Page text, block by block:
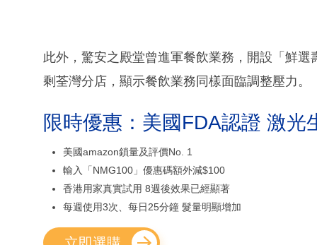
此外，驚安之殿堂曾進軍餐飲業務，開設「鮮
剩荃灣分店，顯示餐飲業務同樣面臨調整壓力。
限時優惠：美國FDA認證 激光
美國amazon鎖量及評價No. 1
輸入「NMG100」優惠碼額外減$100
香港用家真實試用 8週後效果已經顯著
每週使用3次、每日25分鐘 髮量明顯增加